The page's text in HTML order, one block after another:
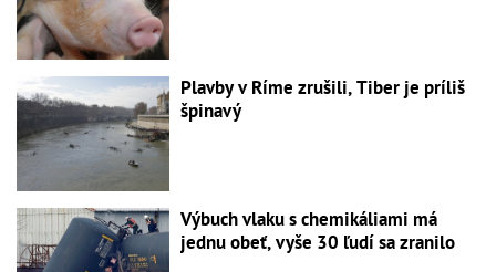
Plavby v Ríme zrušili, Tiber je príliš
špinavý
Výbuch vlaku s chemikáliami má
jednu obeť, vyše 30 ľudí sa zranilo